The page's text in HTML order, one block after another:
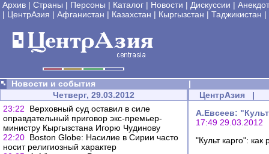
Архив | Страны | Персоны | Каталог | Новости | Дискуссии |
| ЦентрАзия | Афганистан | Казахстан | Кыргызстан | Таджикистан |
Новости и события
|
Четверг, 29.03.2012
23:22
Верховный суд оставил в силе
оправдательный приговор экс-премьер-
министру Кыргызстана Игорю Чудинову
22:20 Boston Globe: Насилие в Сирии часто
носит религиозный характер
ЦентрАзия |
А.Евсеев:
17:49 29.03.2012
"Культ карго":